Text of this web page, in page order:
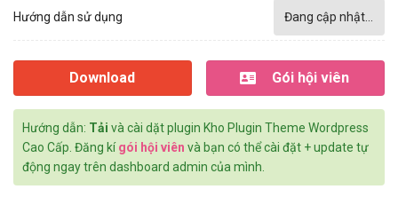
Hướng dẫn sử dụng Đang cập nhật...
Download Gói hội viên
Hướng dẫn: Tải và cài dặt plugin Kho Plugin Theme Wordpress
Cao Cấp. Đăng kígói hội viên và bạn có thể cài đặt + update tự
động ngay trên dashboard admin của mình.